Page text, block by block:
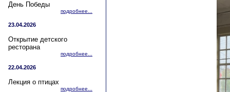
День Победы
подробнее...
23.04.2026
Открытие детского
ресторана
подробнее...
22.04.2026
Лекция о птицах
подробнее...